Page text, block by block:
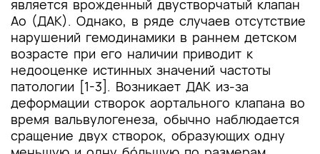
является врожденный двустворчатый клапан
Ао (ДАК). Однако, в ряде случаев отсутствие
нарушений гемодинамики в раннем детском
возрасте при его наличии приводит к
недооценке истинных значений частоты
патологии [1-3]. Возникает ДАК из-за
деформации створок аортального клапана во
время вальвулогенеза, обычно наблюдается
сращение двух створок, образующих одну